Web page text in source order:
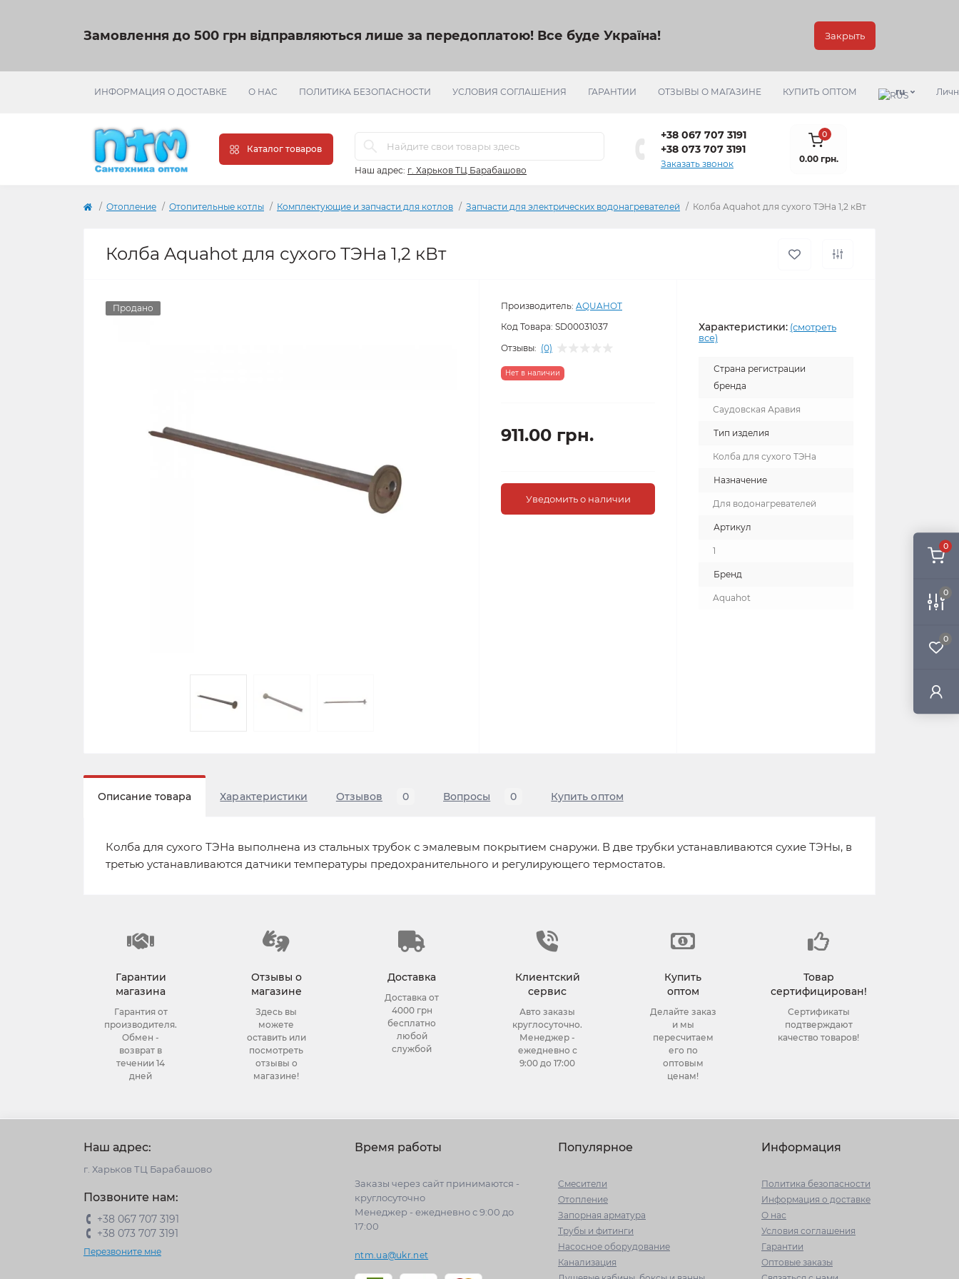
0
0
0
Замовлення до 500 грн відправляються лише за передоплатою! Все буде Україна! Закрыть
ИНФОРМАЦИЯ О ДОСТАВКЕ О НАС ПОЛИТИКА БЕЗОПАСНОСТИ УСЛОВИЯ СОГЛАШЕНИЯ ГАРАНТИИ ОТЗЫВЫ О МАГАЗИНЕ КУПИТЬ ОПТОМ ru
Каталог товаров
Наш адрес: г. Харьков ТЦ Барабашово
+38 067 707 3191
+38 073 707 3191
Заказать звонок
0
0.00 грн.
Отопление Отопительные котлы Комплектующие и запчасти для котлов Запчасти для электрических водонагревателей Колба Aquahot для сухого ТЭНа 1,2 кВт
Колба Aquahot для сухого ТЭНа 1,2 кВт
Продано Производитель: AQUAHOT
Код Товара: SD00031037
Отзывы: (0)
Нет в наличии
911.00 грн.
Уведомить о наличии
Характеристики: (смотреть
все)
Страна регистрации
бренда
Саудовская Аравия
Тип изделия
Колба для сухого ТЭНа
Назначение
Для водонагревателей
Артикул
1
Бренд
Aquahot
Описание товара Характеристики Отзывов 0 Вопросы 0 Купить оптом
Колба для сухого ТЭНа выполнена из стальных трубок с эмалевым покрытием снаружи. В две трубки устанавливаются сухие ТЭНы, в
третью устанавливаются датчики температуры предохранительного и регулирующего термостатов.
Гарантии
магазина
Гарантия от
производителя.
Обмен -
возврат в
течении 14
дней
Отзывы о
магазине
Здесь вы
можете
оставить или
посмотреть
отзывы о
магазине!
Доставка
Доставка от
4000 грн
бесплатно
любой
службой
Клиентский
сервис
Авто заказы
круглосуточно.
Менеджер -
ежедневно с
9:00 до 17:00
Купить
оптом
Делайте заказ
и мы
пересчитаем
его по
оптовым
ценам!
Товар
сертифицирован!
Сертификаты
подтверждают
качество товаров!
Наш адрес:
г. Харьков ТЦ Барабашово
Позвоните нам:
+38 067 707 3191
+38 073 707 3191
Перезвоните мне
Время работы
Заказы через сайт принимаются -
круглосуточно
Менеджер - ежедневно с 9:00 до
17:00
ntm.ua@ukr.net
Популярное
Cмесители
Отопление
Запорная арматура
Трубы и фитинги
Насосное оборудование
Канализация
Информация
Политика безопасности
Информация о доставке
О нас
Условия соглашения
Гарантии
Оптовые заказы